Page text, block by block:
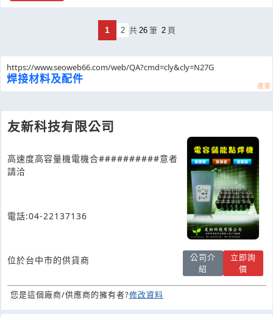
1 2 共 26 筆 2 頁
https://www.seoweb66.com/web/QA?cmd=cly&cly=N27G
焊接材料及配件
友新科技有限公司
高速度高容量機電機合##########意者
請洽
電話:04-22137136
位於台中市的供貨商
公司介
紹
立即詢
價
您是這個廠商/供應商的擁有者?修改資料